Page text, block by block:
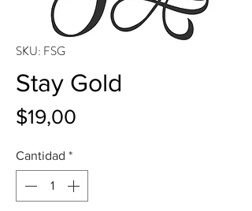
SKU: FSG
Stay Gold
$19,00
Cantidad *